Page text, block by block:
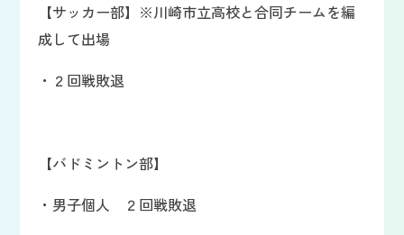
【サッカー部】※川崎市立高校と合同チームを編
成して出場
・２回戦敗退
【バドミントン部】
・男子個人 ２回戦敗退